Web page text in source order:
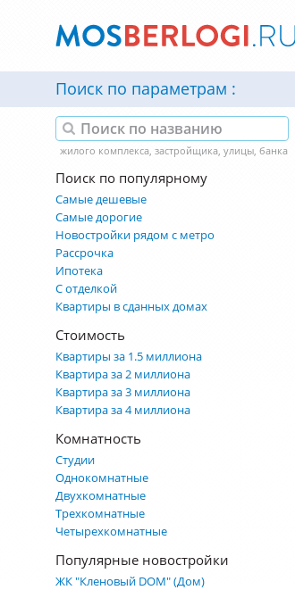
Поиск по параметрам
Поиск по популярному
Самые дешевые
Самые дорогие
Новостройки рядом с метро
Рассрочка
Ипотека
С отделкой
Квартиры в сданных домах
Стоимость
Квартиры за 1.5 миллиона
Квартира за 2 миллиона
Квартира за 3 миллиона
Квартира за 4 миллиона
Комнатность
Студии
Однокомнатные
Двухкомнатные
Трехкомнатные
Четырехкомнатные
Популярные новостройки
ЖК "Кленовый DOM" (Дом)